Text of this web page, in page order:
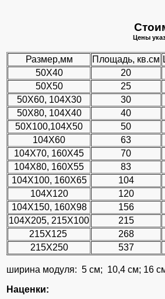
Цены
Размер,мм Площадь, кв.см
50Х40
20
50Х50
25
50Х60, 104Х30
30
50Х80, 104Х40
40
50Х100,104Х50
50
104Х60
63
104Х70, 160Х45
70
104Х80, 160Х55
83
104Х100, 160Х65
104
104Х120
120
104Х150, 160Х98
156
104Х205, 215Х100
215
215Х125
268
215Х250
537
ширина модуля: 5 см; 10,4 см; 16
Наценки: